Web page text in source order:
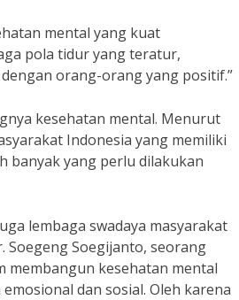
mental yang kuat
pola tidur yang teratur,
orang-orang yang positif.”
kesehatan mental. Menurut
Indonesia yang memiliki
banyak yang perlu dilakukan
lembaga swadaya masyarakat
Soegeng Soegijanto, seorang
membangun kesehatan mental
dan sosial. Oleh karena